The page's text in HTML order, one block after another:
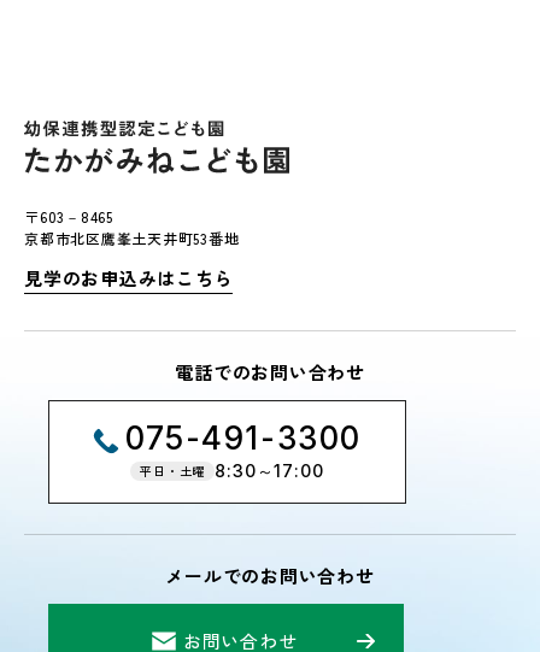
〒603－8465
京都市北区鷹峯土天井町53番地
見学のお申込みはこちら
電話でのお問い合わせ
075-491-3300
平日・土曜 8:30～17:00
メールでのお問い合わせ
お問い合わせ